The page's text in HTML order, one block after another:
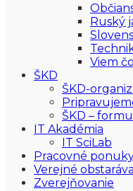
Ruský
Viem
ŠKD
ŠKD-
ŠKD –
IT Akadémia
IT SciLab
Pracovné
Verejné
Zverejňovanie